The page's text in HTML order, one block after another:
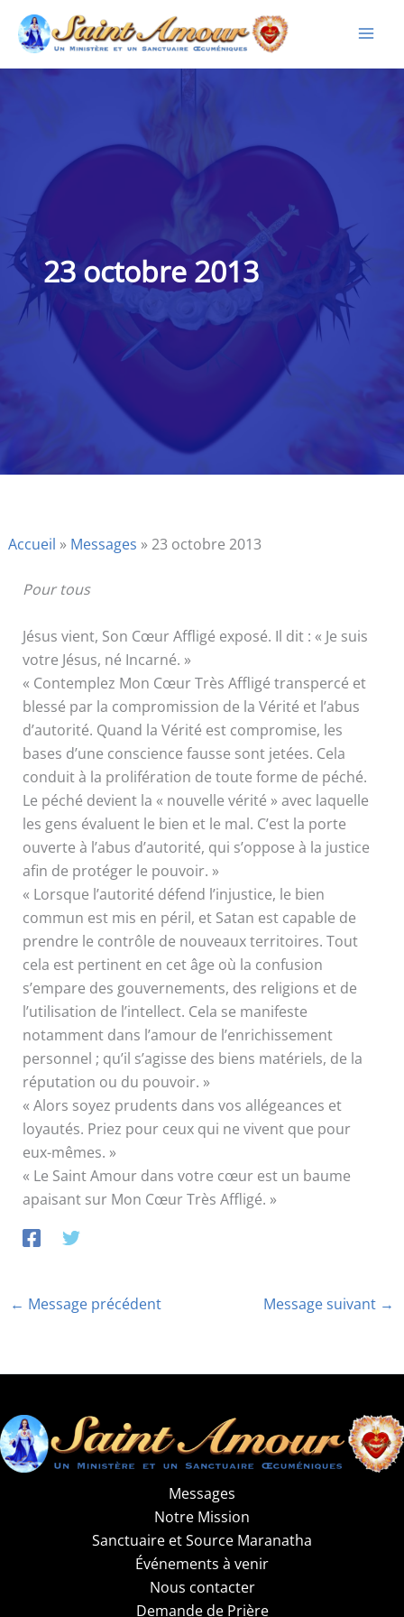
Aller
contenu
23 octobre 2013
Accueil » Messages »23 octobre 2013
Pour tous
Jésus vient, Son Cœur Affligé exposé. Il dit : « Je suis
votre Jésus, né Incarné. »
« Contemplez Mon Cœur Très Affligé transpercé et
blessé par la compromission de la Vérité et l’abus
d’autorité. Quand la Vérité est compromise, les
bases d’une conscience fausse sont jetées. Cela
conduit à la prolifération de toute forme de péché.
Le péché devient la « nouvelle vérité » avec laquelle
les gens évaluent le bien et le mal. C’est la porte
ouverte à l’abus d’autorité, qui s’oppose à la justice
afin de protéger le pouvoir. »
« Lorsque l’autorité défend l’injustice, le bien
commun est mis en péril, et Satan est capable de
prendre le contrôle de nouveaux territoires. Tout
cela est pertinent en cet âge où la confusion
s’empare des gouvernements, des religions et de
l’utilisation de l’intellect. Cela se manifeste
notamment dans l’amour de l’enrichissement
personnel ; qu’il s’agisse des biens matériels, de la
réputation ou du pouvoir. »
« Alors soyez prudents dans vos allégeances et
loyautés. Priez pour ceux qui ne vivent que pour
eux-mêmes. »
« Le Saint Amour dans votre cœur est un baume
apaisant sur Mon Cœur Très Affligé. »
← Message précédent Message suivant →
Messages
Notre Mission
Sanctuaire et Source Maranatha
Événements à venir
Nous contacter
Demande de Prière